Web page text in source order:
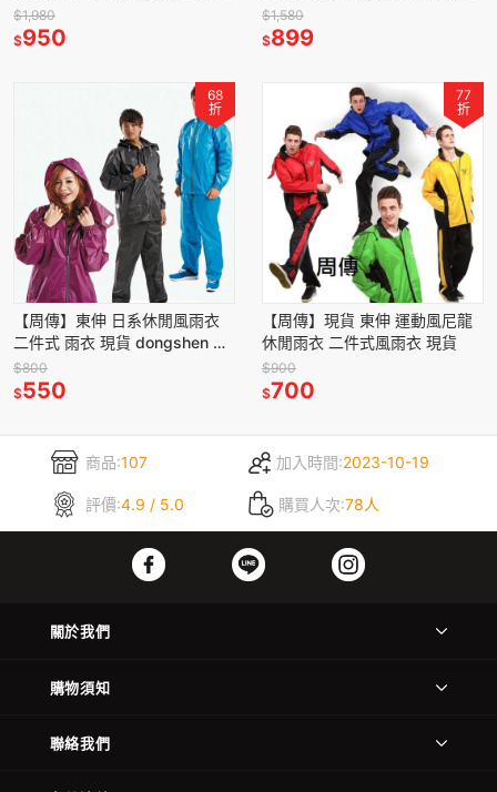
背包型雨衣 二件式雨衣
Dongshen 機車雨衣
$1,980
$950
衣 裙裝 版型偏小，建議比平常
尺寸大一號
$1,580
$899
68
折
【周傳】東伸 日系休閒風雨衣
二件式 雨衣 現貨 dongshen 兩
件式雨衣 機車雨衣 外送員雨衣
風雨衣 現貨
$800
$550
77
折
【周傳】現貨 東伸 運動風尼龍
休閒雨衣 二件式風雨衣 現貨
$900
$700
商品:107 加入時間:2023-10-19
評價:4.9 / 5.0 購買人次:78人
關於我們
購物須知
聯絡我們